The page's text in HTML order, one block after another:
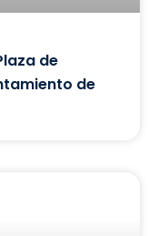
de
de